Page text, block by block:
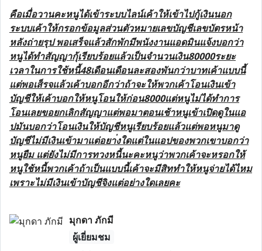
คือเมื่อวานคะหนูได้เข้าระบบไลน์เค้าให้เข้าไปกู้เงินนอก
ระบบเค้าให้กรอกข้อมูลส่วนตัวหมายเลขบัญชีเลขบัตรหน้า
หลังถ่ายรุป พอเสร็จแล้วสักพักมีพนังงานแอดมินแจ้งบอกว่า
หนูได้ทำสัญญากุ้เรียบร้อยแล้วเป็นจำนวนเงิน80000ระยะ
เวลาในการใช้หนี้48เดือนเดือนละสองพันกว่าบาทเค้าแบบนี้
แต่พอเส็รจแล้วเค้าบอกอีกว่าถ้าจะให้พวกเค้าโอนเงินเข้า
บัญชีให้เค้าบอกให้หนูโอนให้ก่อน8000แต่หนูไม่ได้ทำการ
โอนเลยขอยกเลิกสัญญาแต่พอมาตอนเช้าหนูเข้าเปิดดูในแอ
ปมันบอกว่าโอนเงินให้บัญชีหนูเรียบร้อยแล้วแต่พอหนูมาดู
บัญชีไม่มีเงินเข้ามาแต่อยา่งใดแต่ในแอปของพวกเขาบอกว่า
หนูยืม แต่ยังไม่มีการทวงหนี้นะคะหนูว่าพวกเค้าจะหรอกให้
หนูใช้หนี้พวกเค้าถ้าเป็นแบบนี้เค้าจะมีสิททำให้หนูจ่ายได้ไหม
เพราะไม่มีเงินเข้าบัญชีจิงแต่อย่างใดเลยคะ
มุกดา ภักมี
ผู้เยี่ยมชม